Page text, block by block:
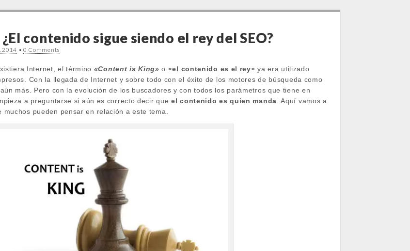
contenido sigue siendo el rey del SEO?
2014 • 0 Comments
Internet, el término «Content is King» o «el contenido es el rey» ya era utilizado
Con la llegada de Internet y sobre todo con el éxito de los motores de búsqueda como
más. Pero con la evolución de los buscadores y con todos los parámetros que tiene en
a preguntarse si aún es correcto decir queel contenido es quien manda . Aquí vamos a
pueden pensar en relación a este tema.